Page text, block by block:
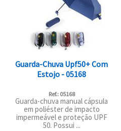
Guarda-Chuva Upf50+ Com
Estojo - 05168
Ref.: 05168
Guarda-chuva manual cápsula
em poliéster de impacto
impermeável e proteção UPF
50. Possui ...